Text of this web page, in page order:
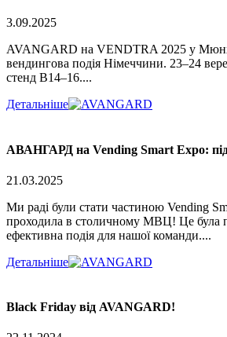
3.09.2025
AVANGARD на VENDTRA 2025 у
вендингова подія Німеччини. 23–24
стенд B14–16....
Детальніше
АВАНГАРД на Vending Smart Expo:
21.03.2025
Ми раді були стати частиною Vending
проходила в столичному МВЦ! Це була
ефективна подія для нашої команди....
Детальніше
Black Friday від AVANGARD!